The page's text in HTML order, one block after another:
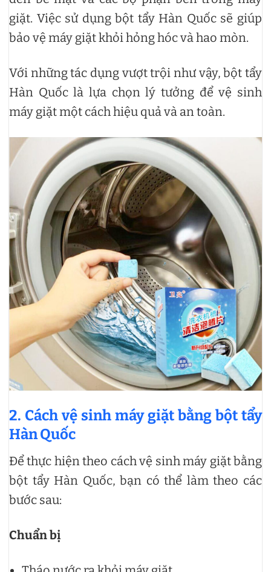
giặt. Việc sử dụng bột tẩy Hàn Quốc sẽ giúp
bảo vệ máy giặt khỏi hỏng hóc và hao mòn.
Với những tác dụng vượt trội như vậy, bột tẩy
Hàn Quốc là lựa chọn lý tưởng để vệ sinh
máy giặt một cách hiệu quả và an toàn.
2. Cách vệ sinh máy giặt bằng bột tẩy
Hàn Quốc
Để thực hiện theo cách vệ sinh máy giặt bằng
bột tẩy Hàn Quốc, bạn có thể làm theo các
bước sau:
Chuẩn bị